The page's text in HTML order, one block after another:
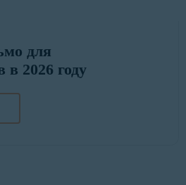
для
в 2026 году